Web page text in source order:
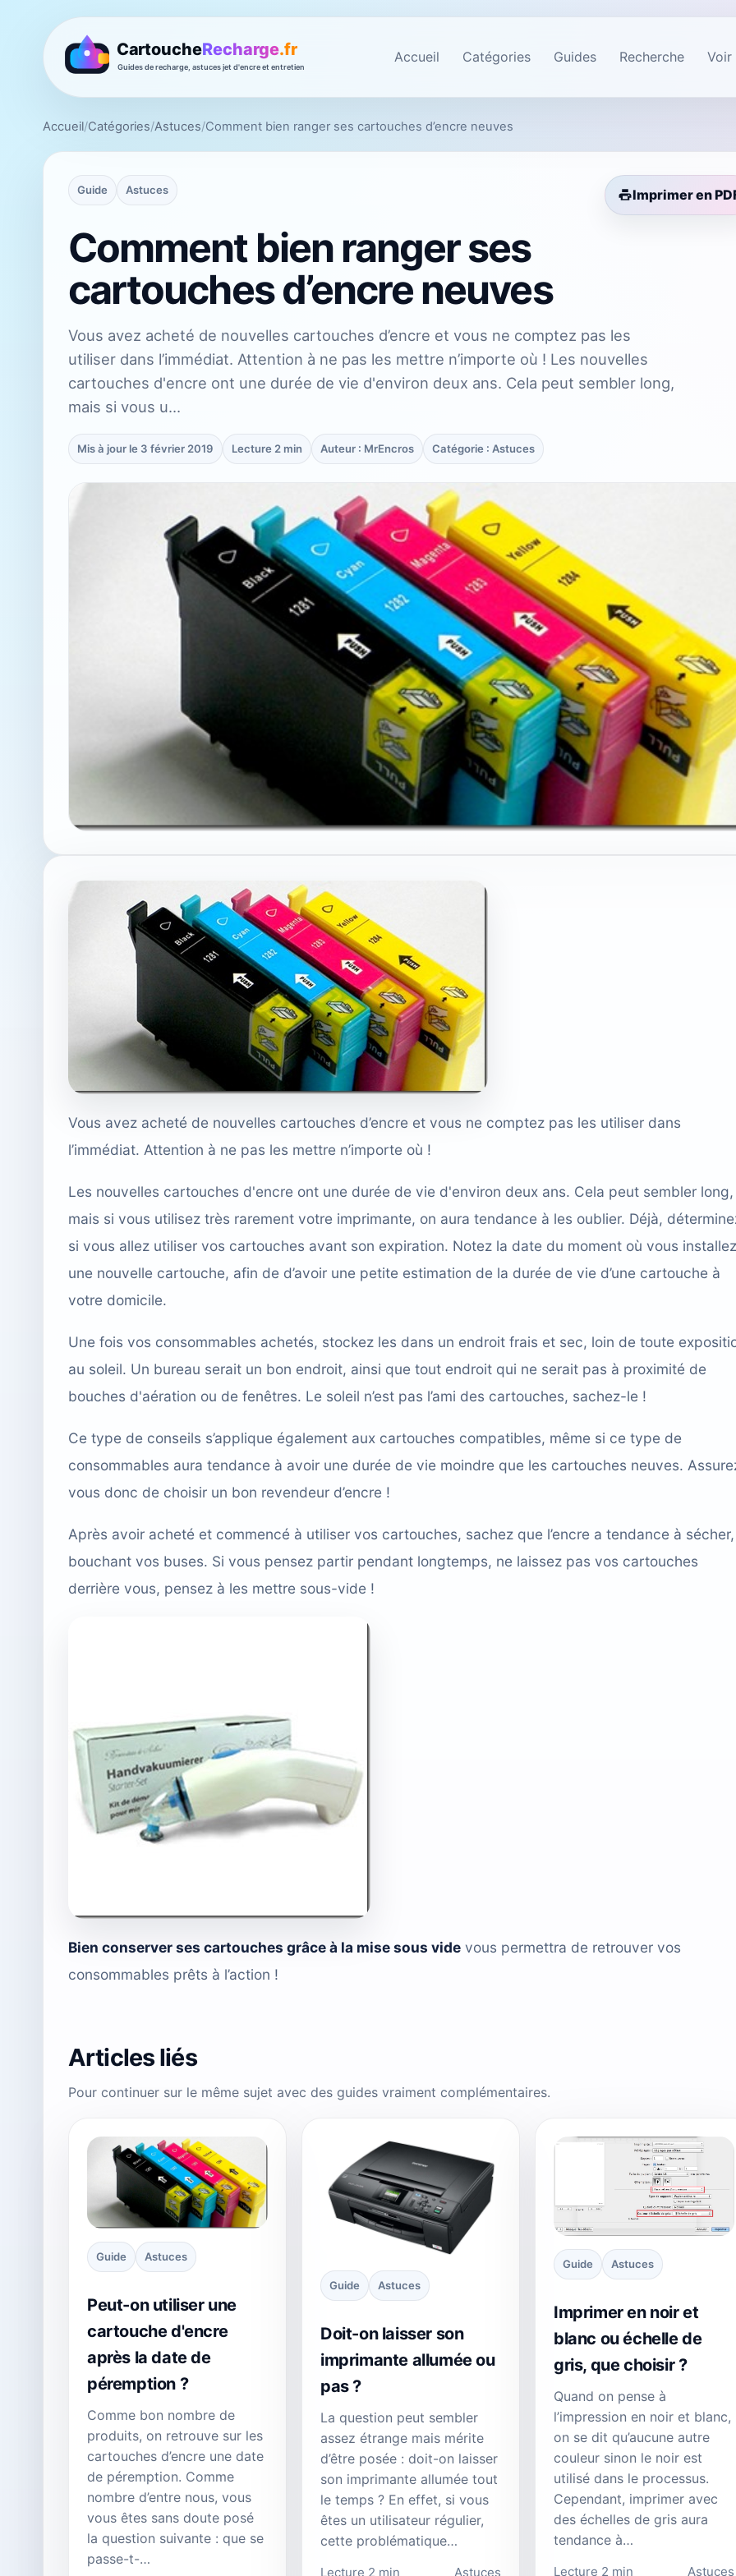
Accueil Catégories Guides Recherche Voir
Accueil/Catégories/Astuces/Comment bien ranger ses cartouches d’encre neuves
Guide Astuces Imprimer en
Comment bien ranger ses
cartouches d’encre neuves
Vous avez acheté de nouvelles cartouches d’encre et vous ne comptez pas les
utiliser dans l’immédiat. Attention à ne pas les mettre n’importe où ! Les nouvelles
cartouches d'encre ont une durée de vie d'environ deux ans. Cela peut sembler long,
mais si vous u…
Mis à jour le 3 février 2019 Lecture 2 min Auteur : MrEncros Catégorie : Astuces
Vous avez acheté de nouvelles cartouches d’encre et vous ne comptez pas les utiliser dans
l’immédiat. Attention à ne pas les mettre n’importe où !
Les nouvelles cartouches d'encre ont une durée de vie d'environ deux ans. Cela peut sembler long,
mais si vous utilisez très rarement votre imprimante, on aura tendance à les oublier. Déjà,
si vous allez utiliser vos cartouches avant son expiration. Notez la date du moment où vous installez
une nouvelle cartouche, afin de d’avoir une petite estimation de la durée de vie d’une cartouche à
votre domicile.
Une fois vos consommables achetés, stockez les dans un endroit frais et sec, loin de toute
au soleil. Un bureau serait un bon endroit, ainsi que tout endroit qui ne serait pas à proximité de
bouches d'aération ou de fenêtres. Le soleil n’est pas l’ami des cartouches, sachez-le !
Ce type de conseils s’applique également aux cartouches compatibles, même si ce type de
consommables aura tendance à avoir une durée de vie moindre que les cartouches neuves.
vous donc de choisir un bon revendeur d’encre !
Après avoir acheté et commencé à utiliser vos cartouches, sachez que l’encre a tendance à sécher,
bouchant vos buses. Si vous pensez partir pendant longtemps, ne laissez pas vos cartouches
derrière vous, pensez à les mettre sous-vide !
Bien conserver ses cartouches grâce à la mise sous vide vous permettra de retrouver vos
consommables prêts à l’action !
Articles liés
Pour continuer sur le même sujet avec des guides vraiment complémentaires.
Guide Astuces
Peut-on utiliser une
cartouche d'encre
après la date de
péremption ?
Comme bon nombre de
produits, on retrouve sur les
cartouches d’encre une date
de péremption. Comme
nombre d’entre nous, vous
vous êtes sans doute posé
la question suivante : que se
passe-t-…
Guide Astuces
Doit-on laisser son
imprimante allumée ou
pas ?
La question peut sembler
assez étrange mais mérite
d’être posée : doit-on laisser
son imprimante allumée tout
le temps ? En effet, si vous
êtes un utilisateur régulier,
cette problématique…
Lecture 2 min Astuces
Guide Astuces
Imprimer en noir et
blanc ou échelle de
gris, que choisir ?
Quand on pense à
l’impression en noir et blanc,
on se dit qu’aucune autre
couleur sinon le noir est
utilisé dans le processus.
Cependant, imprimer avec
des échelles de gris aura
tendance à…
Lecture 2 min Astuces